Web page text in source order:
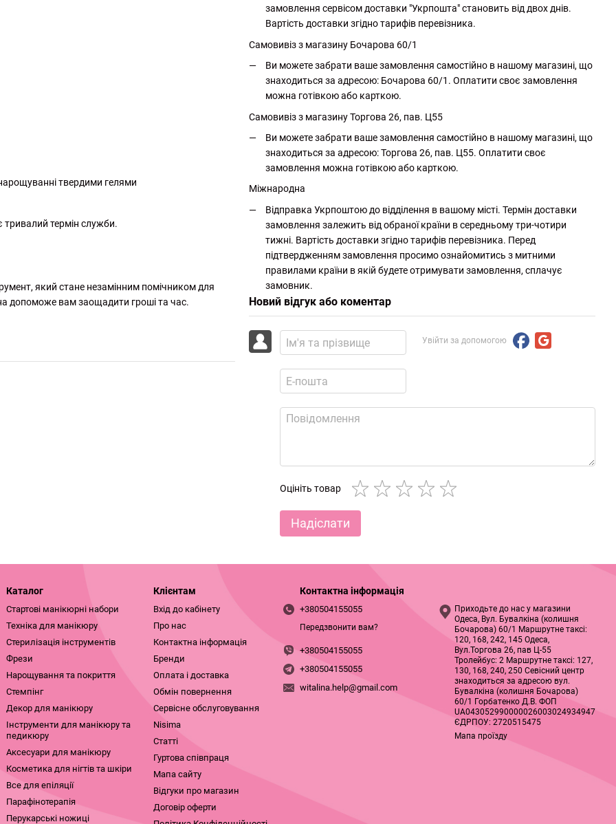
твердими гелями
термін служби.
який стане незамінним помічником для
допоможе вам заощадити гроші та час.
замовлення сервісом доставки "Укрпошта" становить від двох днів.
Вартість доставки згідно тарифів перевізника.
Самовивіз з магазину Бочарова 60/1
Ви можете забрати ваше замовлення самостійно в нашому магазині, що
знаходиться за адресою: Бочарова 60/1. Оплатити своє замовлення
можна готівкою або карткою.
Самовивіз з магазину Торгова 26, пав. Ц55
Ви можете забрати ваше замовлення самостійно в нашому магазині, що
знаходиться за адресою: Торгова 26, пав. Ц55. Оплатити своє
замовлення можна готівкою або карткою.
Міжнародна
Відправка Укрпоштою до відділення в вашому місті. Термін доставки
замовлення залежить від обраної країни в середньому три-чотири
тижні. Вартість доставки згідно тарифів перевізника. Перед
підтвердженням замовлення просимо ознайомитись з митними
правилами країни в якій будете отримувати замовлення, сплачує
замовник.
Новий відгук або коментар
Увійти за допомогою
Оцініть товар
Надіслати
Каталог
Стартові манікюрні набори
Техніка для манікюру
Стерилізація інструментів
Фрези
Нарощування та покриття
Стемпінг
Декор для манікюру
Інструменти для манікюру та
педикюру
Аксесуари для манікюру
Косметика для нігтів та шкіри
Все для епіляції
Парафінотерапія
Перукарські ножиці
Клієнтам
Вхід до кабінету
Про нас
Контактна інформація
Бренди
Оплата і доставка
Обмін повернення
Сервісне обслуговування
Nisima
Статті
Гуртова співпраця
Мапа сайту
Відгуки про магазин
Договір оферти
Контактна інформація
+380504155055
Передзвонити вам?
+380504155055
+380504155055
witalina.help@gmail.com
Приходьте до нас у магазини
Одеса, Вул. Бувалкіна (колишня
Бочарова) 60/1 Маршрутне таксі:
120, 168, 242, 145 Одеса,
Вул.Торгова 26, пав Ц-55
Тролейбус: 2 Маршрутне таксі: 127,
130, 168, 240, 250 Севісний центр
знаходиться за адресою вул.
Бувалкіна (колишня Бочарова)
60/1 Горбатенко Д.В. ФОП
UA043052990000026003024934947
ЄДРПОУ: 2720515475
Мапа проїзду